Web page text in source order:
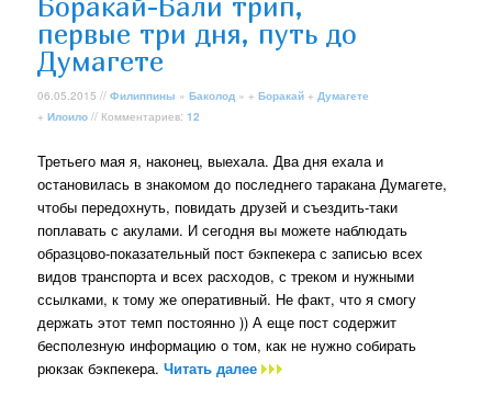
Боракай-Бали трип,
первые три дня, путь до
Думагете
06.05.2015 //Филиппины »Баколод » +Боракай + Думагете
+Илоило // Комментариев:12
Третьего мая я, наконец, выехала. Два дня ехала и
остановилась в знакомом до последнего таракана Думагете,
чтобы передохнуть, повидать друзей и съездить-таки
поплавать с акулами. И сегодня вы можете наблюдать
образцово-показательный пост бэкпекера с записью всех
видов транспорта и всех расходов, с треком и нужными
ссылками, к тому же оперативный. Не факт, что я смогу
держать этот темп постоянно )) А еще пост содержит
бесполезную информацию о том, как не нужно собирать
рюкзак бэкпекера.Читать далее